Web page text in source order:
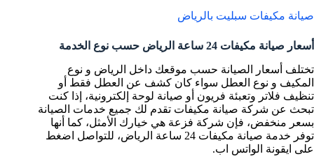
صيانة مكيفات سبليت بالرياض
أسعار صيانة مكيفات 24 ساعة الرياض حسب نوع الخدمة
تختلف أسعار الصيانة حسب موقعك داخل الرياض و نوع
المكيف و نوع العطل سواء كان كشف عن العطل فقط أو
تنظيف فلاتر وتعبئة فريون أو صيانة لوحة إلكترونية، إذا كنت
تبحث عن شركة صيانة مكيفات تقدم لك جميع خدمات الصيانة
بسعر منخفض، فإن شركة فزعة هي خيارك الأمثل، كما أنها
توفر خدمة صيانة مكيفات 24 ساعة الرياض، للتواصل اضغط
على ايقونة الواتس اب.